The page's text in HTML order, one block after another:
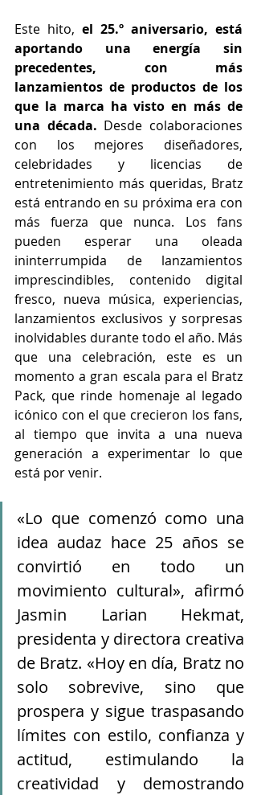
Este hito, el 25.º aniversario, está
aportando una energía sin
precedentes, con más
lanzamientos de productos de los
que la marca ha visto en más de
una década. Desde colaboraciones
con los mejores diseñadores,
celebridades y licencias de
entretenimiento más queridas, Bratz
está entrando en su próxima era con
más fuerza que nunca. Los fans
pueden esperar una oleada
ininterrumpida de lanzamientos
imprescindibles, contenido digital
fresco, nueva música, experiencias,
lanzamientos exclusivos y sorpresas
inolvidables durante todo el año. Más
que una celebración, este es un
momento a gran escala para el Bratz
Pack, que rinde homenaje al legado
icónico con el que crecieron los fans,
al tiempo que invita a una nueva
generación a experimentar lo que
está por venir.
«Lo que comenzó como una
idea audaz hace 25 años se
convirtió en todo un
movimiento cultural», afirmó
Jasmin Larian Hekmat,
presidenta y directora creativa
de Bratz. «Hoy en día, Bratz no
solo sobrevive, sino que
prospera y sigue traspasando
límites con estilo, confianza y
actitud, estimulando la
creatividad y demostrando